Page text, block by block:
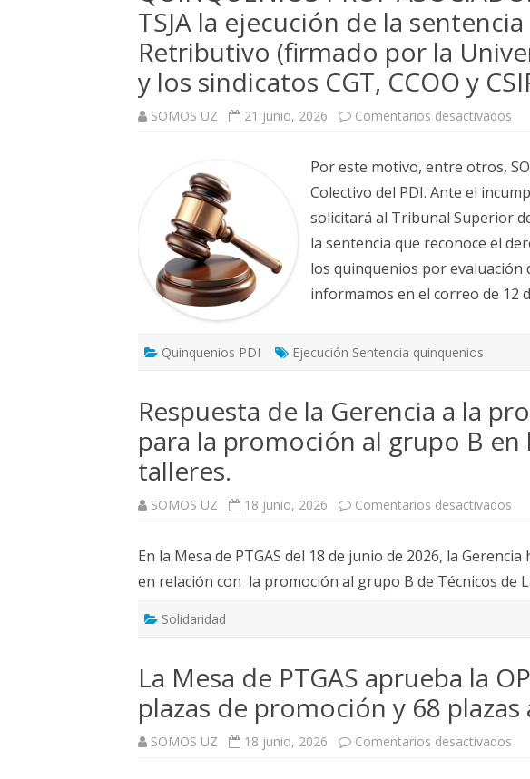
ellas
en
TSJA la ejecución de la
Retributivo (firmado por la
y los sindicatos CGT, CCOO y
SOMOS UZ 21 junio, 2026 Comentarios desactivados
al
la
de
la
el
y
los
Por este motivo, entre otros,
Colectivo del PDI. Ante el
solicitará al Tribunal Superior
la sentencia que reconoce el
los quinquenios por evaluación
informamos en el correo de 12
Quinquenios PDI Ejecución Sentencia quinquenios
Respuesta de la Gerencia a la
para la promoción al grupo B
talleres.
SOMOS UZ 18 junio, 2026 Comentarios desactivados
a
la
al
en
En la Mesa de PTGAS del 18 de junio de 2026, la
en relación con la promoción al grupo B de Técnicos de
Solidaridad
La Mesa de PTGAS aprueba la
plazas de promoción y 68
SOMOS UZ 18 junio, 2026 Comentarios desactivados